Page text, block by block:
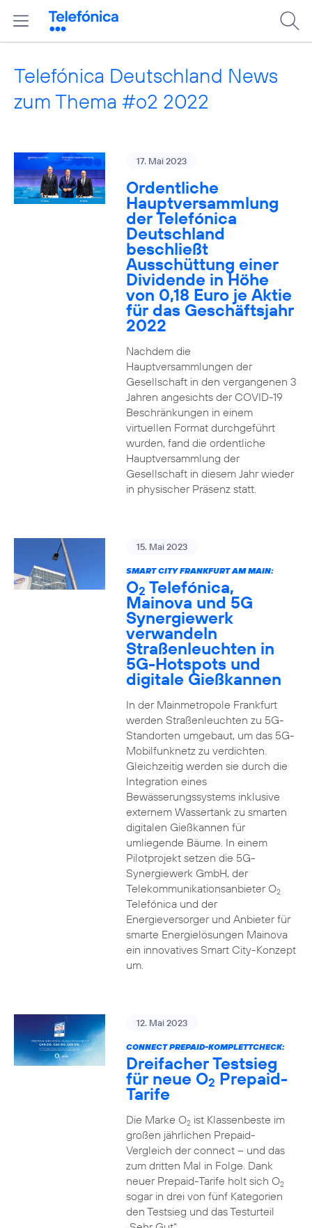
Telefónica Deutschland News
zum Thema #o2 2022
17. Mai 2023
Ordentliche
Hauptversammlung
der Telefónica
Deutschland
beschließt
Ausschüttung einer
Dividende in Höhe
von 0,18 Euro je Aktie
für das Geschäftsjahr
2022
Nachdem die
Hauptversammlungen der
Gesellschaft in den vergangenen 3
Jahren angesichts der COVID-19
Beschränkungen in einem
virtuellen Format durchgeführt
wurden, fand die ordentliche
Hauptversammlung der
Gesellschaft in diesem Jahr wieder
in physischer Präsenz statt.
15. Mai 2023
SMART CITY FRANKFURT AM MAIN:
O2 Telefónica,
Mainova und 5G
Synergiewerk
verwandeln
Straßenleuchten in
5G-Hotspots und
digitale Gießkannen
In der Mainmetropole Frankfurt
werden Straßenleuchten zu 5G-
Standorten umgebaut, um das 5G-
Mobilfunknetz zu verdichten.
Gleichzeitig werden sie durch die
Integration eines
Bewässerungssystems inklusive
externem Wassertank zu smarten
digitalen Gießkannen für
umliegende Bäume. In einem
Pilotprojekt setzen die 5G-
Synergiewerk GmbH, der
Telekommunikationsanbieter O2
Telefónica und der
Energieversorger und Anbieter für
smarte Energielösungen Mainova
ein innovatives Smart City-Konzept
um.
12. Mai 2023
CONNECT PREPAID-KOMPLETTCHECK:
Dreifacher Testsieg
für neue O2 Prepaid-
Tarife
Die Marke O2ist Klassenbeste im
großen jährlichen Prepaid-
Vergleich der connect – und das
zum dritten Mal in Folge. Dank
neuer Prepaid-Tarife holt sich O2
sogar in drei von fünf Kategorien
den Testsieg und das Testurteil